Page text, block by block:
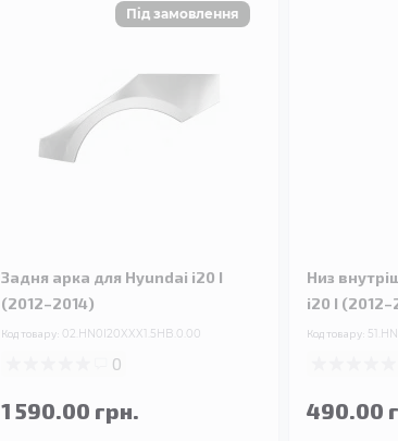
Задня арка для Hyundai i20 I
(2012–2014)
Код товару: 02.HN0I20XXX1.5HB.0.00
0
1 590.00 грн.
Низ
i20 I
Код товару:
490.00